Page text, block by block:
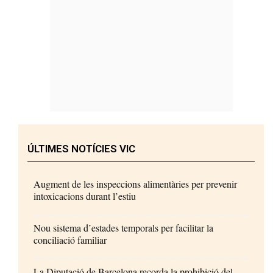
ÚLTIMES NOTÍCIES VIC
Augment de les inspeccions alimentàries per prevenir
intoxicacions durant l’estiu
Nou sistema d’estades temporals per facilitar la
conciliació familiar